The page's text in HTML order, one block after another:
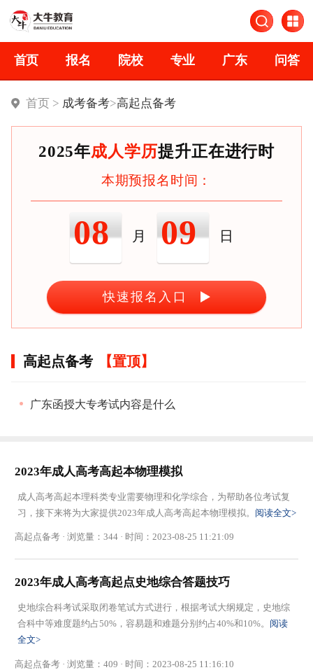
首页 报名 院校 专业 广东 问答
首页 > 成考备考>高起点备考
2025年成人学历提升正在进行时
本期预报名时间：
08 月 09 日
快速报名入口
高起点备考
广东函授大专考试内容是什么
2023年成人高考高起本物理模拟
成人高考高起本理科类专业需要物理和化学综合，为帮助各位考试复
习，接下来将为大家提供2023年成人高考高起本物理模拟。 阅读全文>
高起点备考 · 浏览量：344 · 时间：2023-08-25 11:21:09
2023年成人高考高起点史地综合答题技巧
史地综合科考试采取闭卷笔试方式进行，根据考试大纲规定，史地综
合科中等难度题约占50%，容易题和难题分别约占40%和10%。 阅读
全文>
高起点备考 · 浏览量：409 · 时间：2023-08-25 11:16:10